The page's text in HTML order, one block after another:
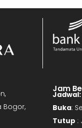
Bogor,
Jam
Jadwal:
Buka:
Tutup :